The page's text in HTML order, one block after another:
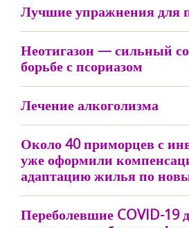
Лучшие упражнения для
Неотигазон — сильный
борьбе с псориазом
Лечение алкоголизма
Около 40 приморцев с
уже оформили
адаптацию жилья по
Переболевшие COVID-19